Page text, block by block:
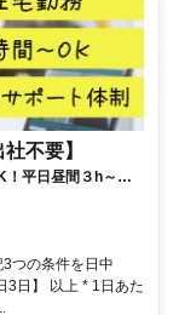
不要】
！平日昼間３h～。
つの条件を日中
3日】 以上 * 1日あた